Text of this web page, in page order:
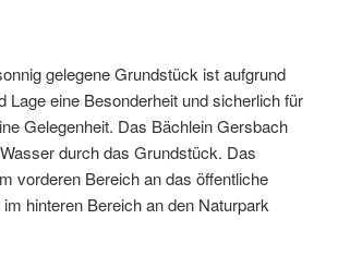
gelegene Grundstück ist aufgrund
Lage eine Besonderheit und sicherlich für
Gelegenheit. Das Bächlein Gersbach
durch das Grundstück. Das
vorderen Bereich an das öffentliche
hinteren Bereich an den Naturpark